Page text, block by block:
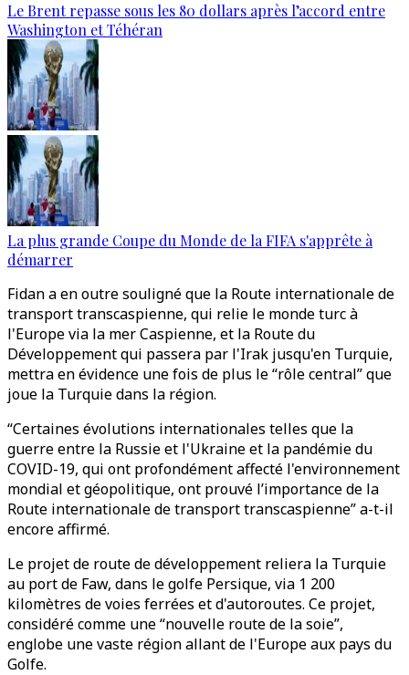
Le Brent repasse sous les 80 dollars après l’accord entre
Washington et Téhéran
La plus grande Coupe du Monde de la FIFA s'apprête à
démarrer
Fidan a en outre souligné que la Route internationale de
transport transcaspienne, qui relie le monde turc à
l'Europe via la mer Caspienne, et la Route du
Développement qui passera par l'Irak jusqu'en Turquie,
mettra en évidence une fois de plus le “rôle central” que
joue la Turquie dans la région.
“Certaines évolutions internationales telles que la
guerre entre la Russie et l'Ukraine et la pandémie du
COVID-19, qui ont profondément affecté l'environnement
mondial et géopolitique, ont prouvé l’importance de la
Route internationale de transport transcaspienne” a-t-il
encore affirmé.
Le projet de route de développement reliera la Turquie
au port de Faw, dans le golfe Persique, via 1 200
kilomètres de voies ferrées et d'autoroutes. Ce projet,
considéré comme une “nouvelle route de la soie”,
englobe une vaste région allant de l'Europe aux pays du
Golfe.